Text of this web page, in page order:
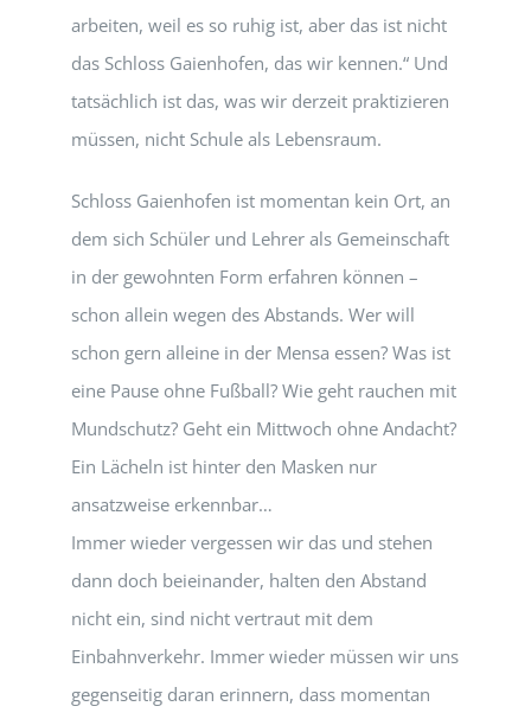
arbeiten, weil es so ruhig ist, aber das ist nicht
das Schloss Gaienhofen, das wir kennen.“ Und
tatsächlich ist das, was wir derzeit praktizieren
müssen, nicht Schule als Lebensraum.
Schloss Gaienhofen ist momentan kein Ort, an
dem sich Schüler und Lehrer als Gemeinschaft
in der gewohnten Form erfahren können –
schon allein wegen des Abstands. Wer will
schon gern alleine in der Mensa essen? Was ist
eine Pause ohne Fußball? Wie geht rauchen mit
Mundschutz? Geht ein Mittwoch ohne Andacht?
Ein Lächeln ist hinter den Masken nur
ansatzweise erkennbar…
Immer wieder vergessen wir das und stehen
dann doch beieinander, halten den Abstand
nicht ein, sind nicht vertraut mit dem
Einbahnverkehr. Immer wieder müssen wir uns
gegenseitig daran erinnern, dass momentan